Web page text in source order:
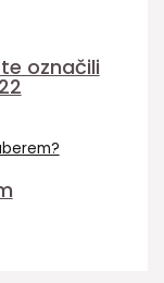
označili